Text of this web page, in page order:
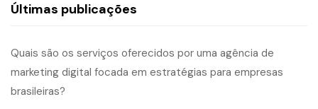
Últimas publicações
Quais são os serviços oferecidos por uma agência de
marketing digital focada em estratégias para empresas
brasileiras?